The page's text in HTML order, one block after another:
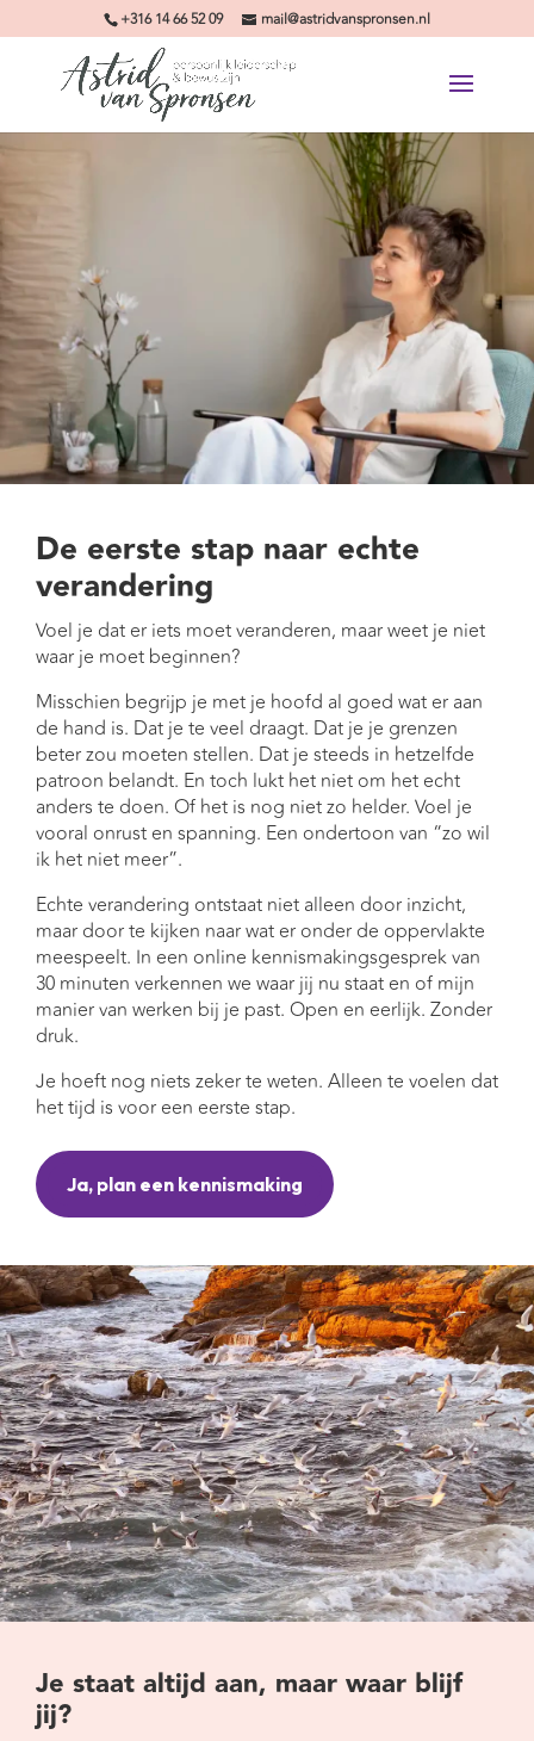
+316 14 66 52 09 mail@astridvanspronsen.nl
De eerste stap naar echte
verandering
Voel je dat er iets moet veranderen, maar weet je niet
waar je moet beginnen?
Misschien begrijp je met je hoofd al goed wat er aan
de hand is. Dat je te veel draagt. Dat je je grenzen
beter zou moeten stellen. Dat je steeds in hetzelfde
patroon belandt. En toch lukt het niet om het echt
anders te doen. Of het is nog niet zo helder. Voel je
vooral onrust en spanning. Een ondertoon van “zo wil
ik het niet meer”.
Echte verandering ontstaat niet alleen door inzicht,
maar door te kijken naar wat er onder de oppervlakte
meespeelt. In een online kennismakingsgesprek van
30 minuten verkennen we waar jij nu staat en of mijn
manier van werken bij je past. Open en eerlijk. Zonder
druk.
Je hoeft nog niets zeker te weten. Alleen te voelen dat
het tijd is voor een eerste stap.
Ja, plan een kennismaking
Je staat altijd aan, maar waar blijf
jij?